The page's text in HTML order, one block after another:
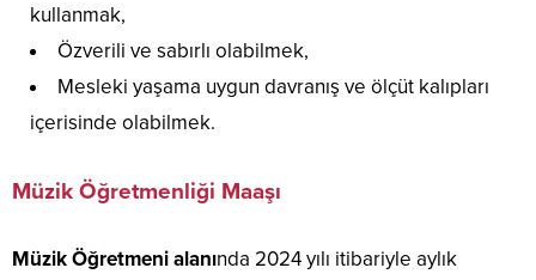
kullanmak,
Özverili ve sabırlı olabilmek,
Mesleki yaşama uygun davranış ve ölçüt kalıpları
içerisinde olabilmek.
Müzik Öğretmenliği Maaşı
Müzik Öğretmeni alanında 2024 yılı itibariyle aylık